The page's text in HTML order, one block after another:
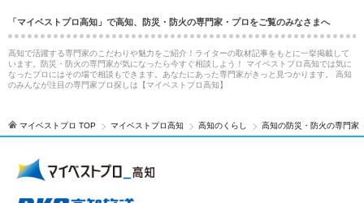
「マイベストプロ高知」で高知、防災・防火の専門家・プロをご覧のみなさまへ
高知で活躍する専門家のこだわりや魅力をご紹介！ライターの取材記事をもとに一挙掲載して
います。防災・防火の専門家が気になったら今すぐ相談しよう！ マイベストプロ高知では気に
なったプロにはその場で相談もできます。あなたにあった専門家がきっと見つかります。 高知
のみんなが注目の専門家プロ探しは【マイベストプロ高知】
マイベストプロ TOP マイベストプロ高知 高知のくらし 高知の防災・防火の専門家